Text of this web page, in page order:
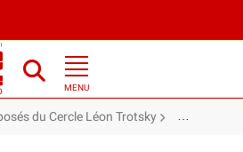
MENU
du Cercle Léon Trotsky Introduction